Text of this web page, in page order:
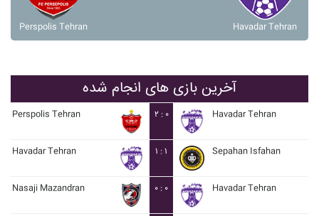
Perspolis Tehran Havadar Tehran
آخرین بازی های انجام شده
Perspolis Tehran ۲ : ۰ Havadar Tehran
Havadar Tehran ۱ : ۱ Sepahan Isfahan
Nasaji Mazandran ۰ : ۰ Havadar Tehran